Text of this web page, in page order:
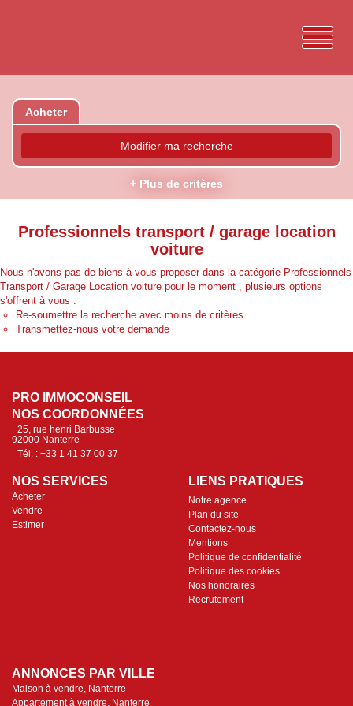
Acheter
Modifier ma recherche
+ Plus de critères
Professionnels transport / garage location
voiture
Nous n'avons pas de biens à vous proposer dans la catégorie Professionnels
Transport / Garage Location voiture pour le moment , plusieurs options
s'offrent à vous :
Re-soumettre la recherche avec moins de critères.
Transmettez-nous votre demande
PRO IMMOCONSEIL
NOS COORDONNÉES
25, rue henri Barbusse
92000 Nanterre
Tél. : +33 1 41 37 00 37
NOS SERVICES
Acheter
Vendre
Estimer
LIENS PRATIQUES
Notre agence
Plan du site
Contactez-nous
Mentions
Politique de confidentialité
Politique des cookies
Nos honoraires
Recrutement
ANNONCES PAR VILLE
Maison à vendre, Nanterre
Appartement à vendre, Nanterre